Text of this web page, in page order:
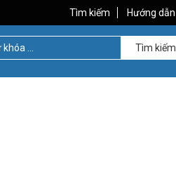
Tìm kiếm Hướng dẫn
Tìm kiếm